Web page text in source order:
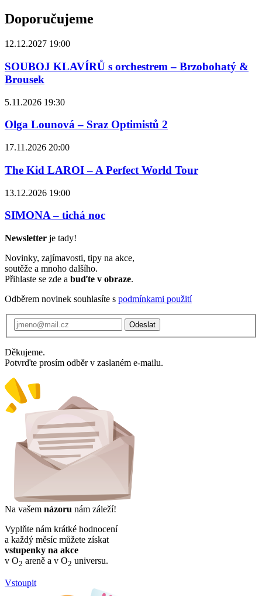
Doporučujeme
12.12.2027 19:00
SOUBOJ KLAVÍRŮ s orchestrem – Brzobohatý &
Brousek
5.11.2026 19:30
Olga Lounová – Sraz Optimistů 2
17.11.2026 20:00
The Kid LAROI – A Perfect World Tour
13.12.2026 19:00
SIMONA – tichá noc
Newsletter je tady!
Novinky, zajímavosti, tipy na akce,
soutěže a mnoho dalšího.
Přihlaste se zde a buďte v obraze.
Odběrem novinek souhlasíte s podmínkami použití
Odeslat
Děkujeme.
Potvrďte prosím odběr v zaslaném e-mailu.
Na vašem názoru nám záleží!
Vyplňte nám krátké hodnocení
a každý měsíc můžete získat
vstupenky na akce
v O2 areně a v O2 universu.
Vstoupit